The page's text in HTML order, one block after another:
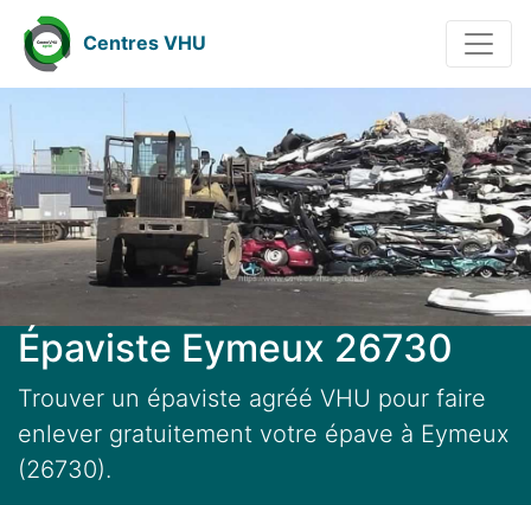
Centres VHU
Épaviste Eymeux 26730
Trouver un épaviste agréé VHU pour faire
enlever gratuitement votre épave à Eymeux
(26730).